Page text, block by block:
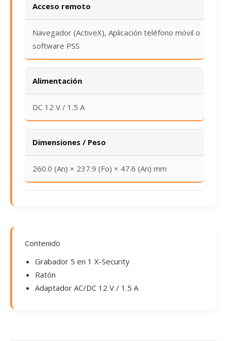
Acceso remoto
Navegador (ActiveX), Aplicación teléfono móvil o
software PSS
Alimentación
DC 12 V / 1.5 A
Dimensiones / Peso
260.0 (An) × 237.9 (Fo) × 47.6 (An) mm
Contenido
Grabador 5 en 1 X-Security
Ratón
Adaptador AC/DC 12 V / 1.5 A